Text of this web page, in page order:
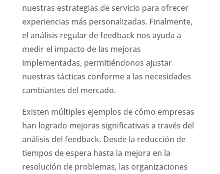
nuestras estrategias de servicio para ofrecer
experiencias más personalizadas. Finalmente,
el análisis regular de feedback nos ayuda a
medir el impacto de las mejoras
implementadas, permitiéndonos ajustar
nuestras tácticas conforme a las necesidades
cambiantes del mercado.
Existen múltiples ejemplos de cómo empresas
han logrado mejoras significativas a través del
análisis del feedback. Desde la reducción de
tiempos de espera hasta la mejora en la
resolución de problemas, las organizaciones